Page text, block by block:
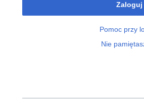
Zaloguj
Pomoc przy
Nie